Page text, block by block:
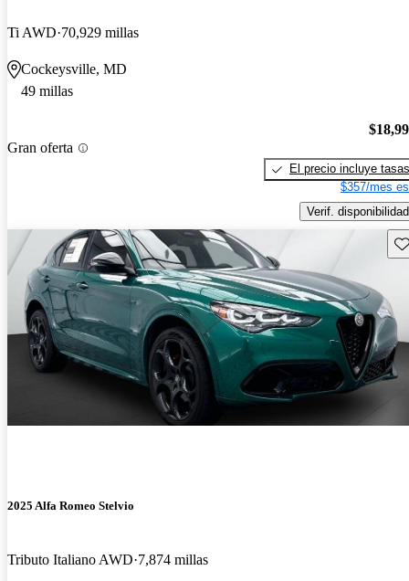
Ti AWD 70,929 millas
Cockeysville, MD
49 millas
Gran oferta
El precio incluye tasas
$357/mes
Verif. disponibilidad
2025 Alfa Romeo Stelvio
Tributo Italiano AWD 7,874 millas